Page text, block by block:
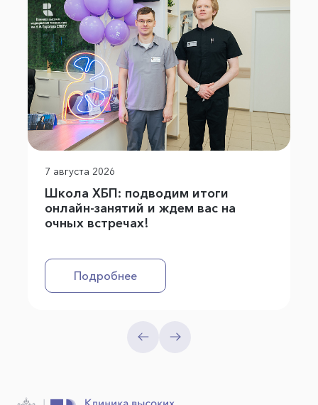
7 августа 2026
Школа ХБП: подводим итоги
онлайн-занятий и ждем вас на
очных встречах!
Подробнее